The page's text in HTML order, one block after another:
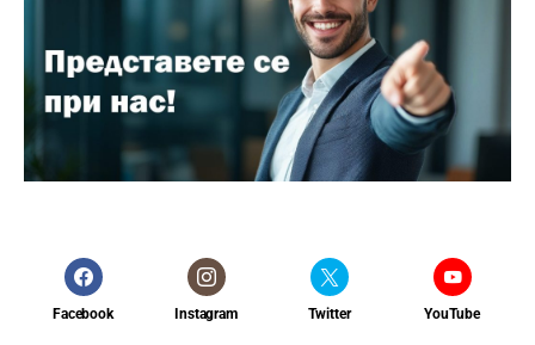
Facebook Instagram Twitter YouTube